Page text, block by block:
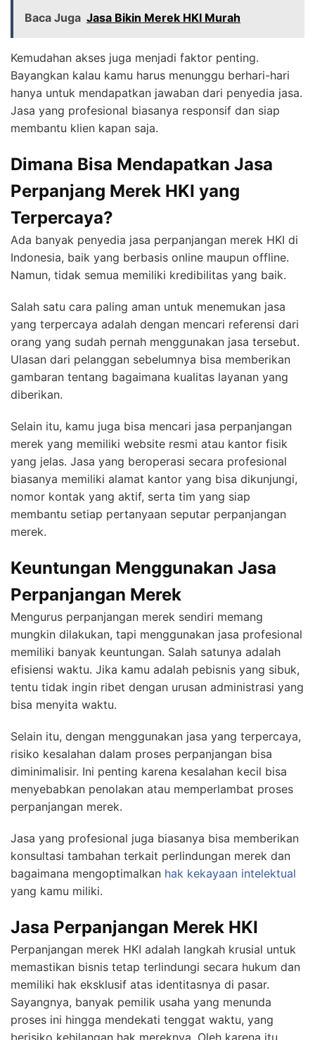
Baca Juga Jasa Bikin Merek HKI Murah
Kemudahan akses juga menjadi faktor penting.
Bayangkan kalau kamu harus menunggu berhari-hari
hanya untuk mendapatkan jawaban dari penyedia jasa.
Jasa yang profesional biasanya responsif dan siap
membantu klien kapan saja.
Dimana Bisa Mendapatkan Jasa
Perpanjang Merek HKI yang
Terpercaya?
Ada banyak penyedia jasa perpanjangan merek HKI di
Indonesia, baik yang berbasis online maupun offline.
Namun, tidak semua memiliki kredibilitas yang baik.
Salah satu cara paling aman untuk menemukan jasa
yang terpercaya adalah dengan mencari referensi dari
orang yang sudah pernah menggunakan jasa tersebut.
Ulasan dari pelanggan sebelumnya bisa memberikan
gambaran tentang bagaimana kualitas layanan yang
diberikan.
Selain itu, kamu juga bisa mencari jasa perpanjangan
merek yang memiliki website resmi atau kantor fisik
yang jelas. Jasa yang beroperasi secara profesional
biasanya memiliki alamat kantor yang bisa dikunjungi,
nomor kontak yang aktif, serta tim yang siap
membantu setiap pertanyaan seputar perpanjangan
merek.
Keuntungan Menggunakan Jasa
Perpanjangan Merek
Mengurus perpanjangan merek sendiri memang
mungkin dilakukan, tapi menggunakan jasa profesional
memiliki banyak keuntungan. Salah satunya adalah
efisiensi waktu. Jika kamu adalah pebisnis yang sibuk,
tentu tidak ingin ribet dengan urusan administrasi yang
bisa menyita waktu.
Selain itu, dengan menggunakan jasa yang terpercaya,
risiko kesalahan dalam proses perpanjangan bisa
diminimalisir. Ini penting karena kesalahan kecil bisa
menyebabkan penolakan atau memperlambat proses
perpanjangan merek.
Jasa yang profesional juga biasanya bisa memberikan
konsultasi tambahan terkait perlindungan merek dan
bagaimana mengoptimalkan hak kekayaan intelektual
yang kamu miliki.
Jasa Perpanjangan Merek HKI
Perpanjangan merek HKI adalah langkah krusial untuk
memastikan bisnis tetap terlindungi secara hukum dan
memiliki hak eksklusif atas identitasnya di pasar.
Sayangnya, banyak pemilik usaha yang menunda
proses ini hingga mendekati tenggat waktu, yang